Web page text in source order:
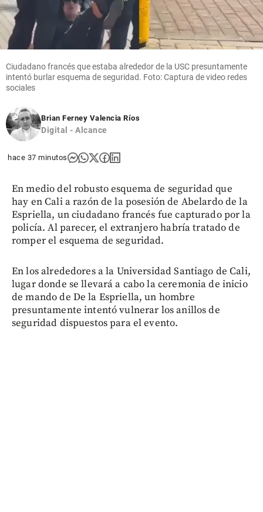
Ciudadano francés que estaba alrededor de la USC presuntamente
intentó burlar esquema de seguridad. Foto: Captura de video redes
sociales
Brian Ferney Valencia Ríos
Digital - Alcance
hace 37 minutos
En medio del robusto esquema de seguridad que
hay en Cali a razón de la posesión de Abelardo de la
Espriella, un ciudadano francés fue capturado por la
policía. Al parecer, el extranjero habría tratado de
romper el esquema de seguridad.
En los alrededores a la Universidad Santiago de Cali,
lugar donde se llevará a cabo la ceremonia de inicio
de mando de De la Espriella, un hombre
presuntamente intentó vulnerar los anillos de
seguridad dispuestos para el evento.